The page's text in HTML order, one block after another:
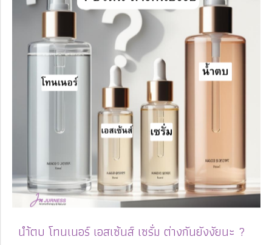
นำ้ตบ โทนเนอร์ เอสเซ้นส์ เซรั่ม ต่างกันยังงัยนะ ?